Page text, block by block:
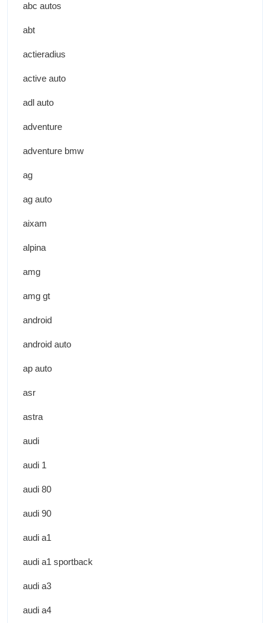
abc autos
abt
actieradius
active auto
adl auto
adventure
adventure bmw
ag
ag auto
aixam
alpina
amg
amg gt
android
android auto
ap auto
asr
astra
audi
audi 1
audi 80
audi 90
audi a1
audi a1 sportback
audi a3
audi a4